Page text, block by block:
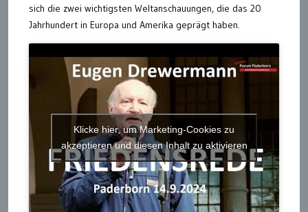
sich die zwei wichtigsten Weltanschauungen, die das 20
Jahrhundert in Europa und Amerika geprägt haben.
Klicke hier, um Marketing-Cookies zu
akzeptieren und diesen Inhalt zu aktivieren